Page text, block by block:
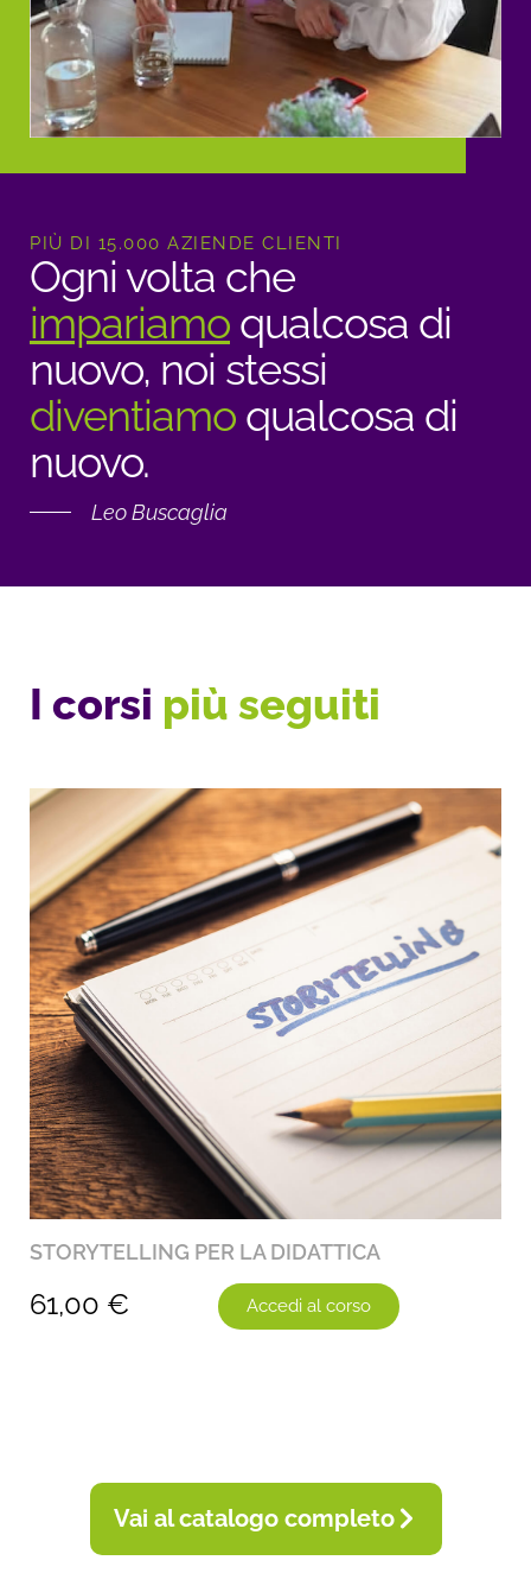
PIÙ DI 15.000 AZIENDE CLIENTI
Ogni volta che
impariamo qualcosa di
nuovo, noi stessi
diventiamo qualcosa di
nuovo.
Leo Buscaglia
I corsi più seguiti
STORYTELLING PER LA DIDATTICA
61,00 € Accedi al corso
Vai al catalogo completo